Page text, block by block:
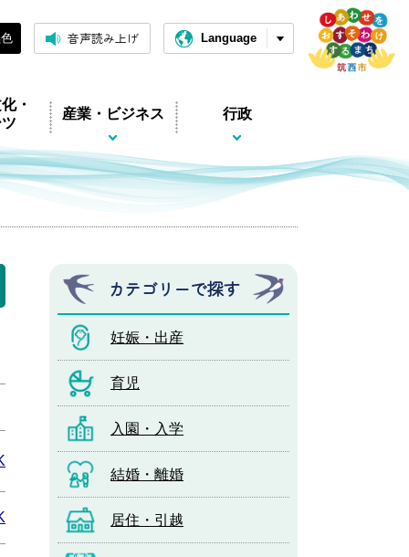
音声読み上げ Language
・
産業・ビジネス 行政
）
）
カテゴリーで探す
妊娠・出産
育児
入園・入学
結婚・離婚
居住・引越